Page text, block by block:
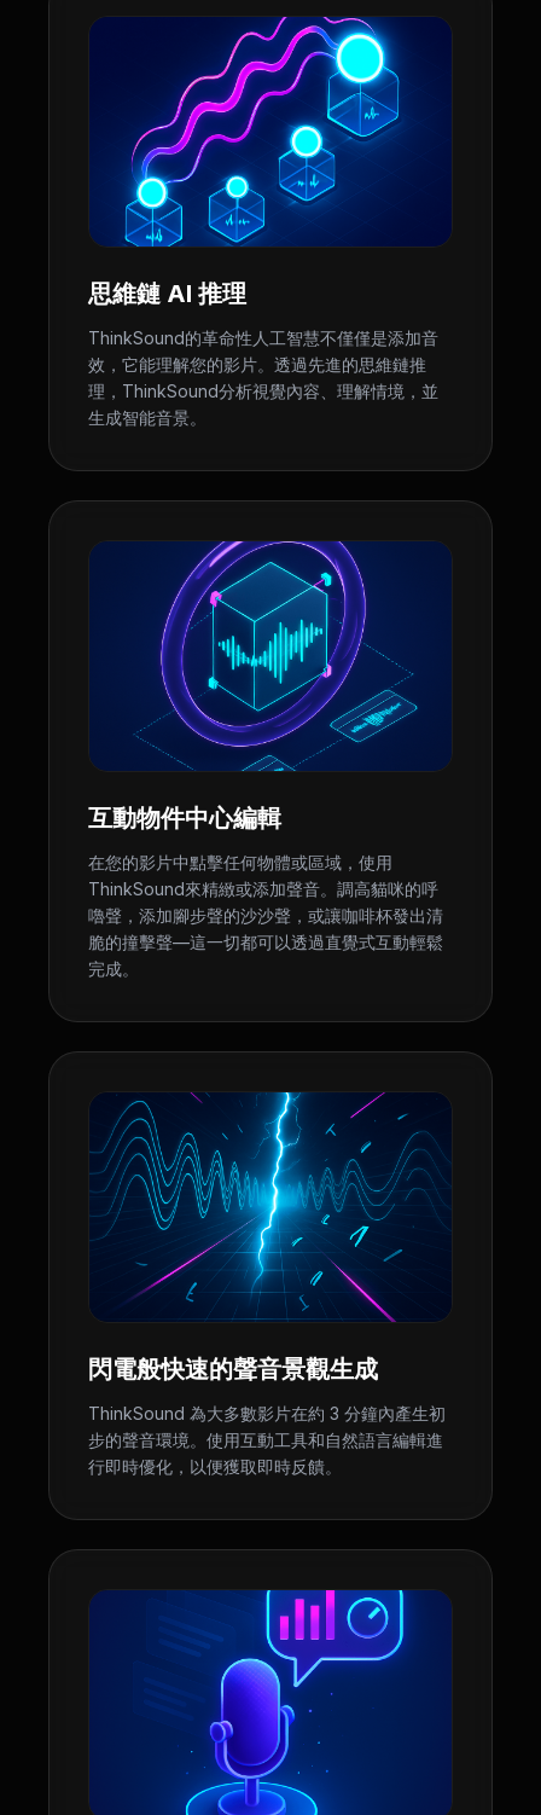
思維鏈 AI 推理
ThinkSound的革命性人工智慧不僅僅是添加音
效，它能理解您的影片。透過先進的思維鏈推
理，ThinkSound分析視覺內容、理解情境，並
生成智能音景。
互動物件中心編輯
在您的影片中點擊任何物體或區域，使用
ThinkSound來精緻或添加聲音。調高貓咪的呼
嚕聲，添加腳步聲的沙沙聲，或讓咖啡杯發出清
脆的撞擊聲—這一切都可以透過直覺式互動輕鬆
完成。
閃電般快速的聲音景觀生成
ThinkSound 為大多數影片在約 3 分鐘內產生初
步的聲音環境。使用互動工具和自然語言編輯進
行即時優化，以便獲取即時反饋。